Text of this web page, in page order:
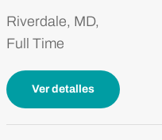
Riverdale, MD,
Full Time
Ver detalles